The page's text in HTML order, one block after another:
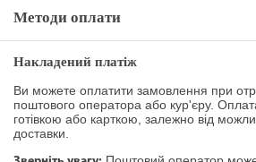
Методи оплати
Накладений платіж
Ви можете оплатити замовлення при
поштового оператора або кур'єру.
готівкою або карткою, залежно від
доставки.